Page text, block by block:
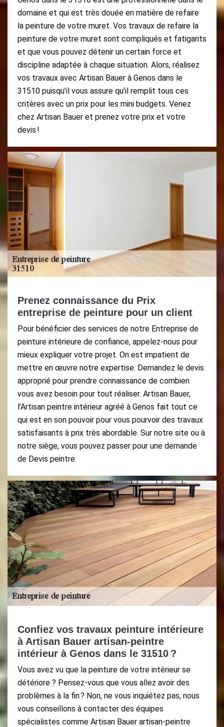
domaine et qui est très douée en matière de refaire
la peinture de votre muret. Vos travaux de refaire la
peinture de votre muret sont compliqués et fatigants
et que vous pouvez détenir un certain force et
discipline adaptée à chaque situation. Alors, réalisez
vos travaux avec Artisan Bauer à Genos dans le
31510 puisqu’il vous assure qu’il remplit tous ces
critères avec un prix pour les mini budgets. Venez
chez Artisan Bauer et prenez votre prix et votre
devis !
Prenez connaissance du Prix
entreprise de peinture pour un client
Pour bénéficier des services de notre Entreprise de
peinture intérieure de confiance, appelez-nous pour
mieux expliquer votre projet. On est impatient de
mettre en œuvre notre expertise. Demandez le devis
approprié pour prendre connaissance de combien
vous avez besoin pour tout réaliser. Artisan Bauer,
l’Artisan peintre intérieur agréé à Genos fait tout ce
qui est en son pouvoir pour vous pourvoir des travaux
satisfaisants à prix très abordable. Sur notre site ou à
notre siège, vous pouvez passer pour une demande
de Devis peintre.
Confiez vos travaux peinture intérieure
à Artisan Bauer artisan-peintre
intérieur à Genos dans le 31510 ?
Vous avez vu que la peinture de votre intérieur se
détériore ? Pensez-vous que vous allez avoir des
problèmes à la fin ? Non, ne vous inquiétez pas, nous
vous conseillons à contacter des équipes
spécialistes comme Artisan Bauer artisan-peintre